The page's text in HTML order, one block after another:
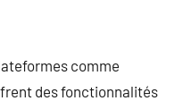
comme
des fonctionnalités